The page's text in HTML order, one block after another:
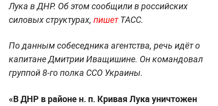
Лука в ДНР. Об этом сообщили в российских
силовых структурах, пишетТАСС.
По данным собеседника агентства, речь идёт о
капитане Дмитрии Иващишине. Он командовал
группой 8-го полка ССО Украины.
«В ДНР в районе н. п. Кривая Лука уничтожен